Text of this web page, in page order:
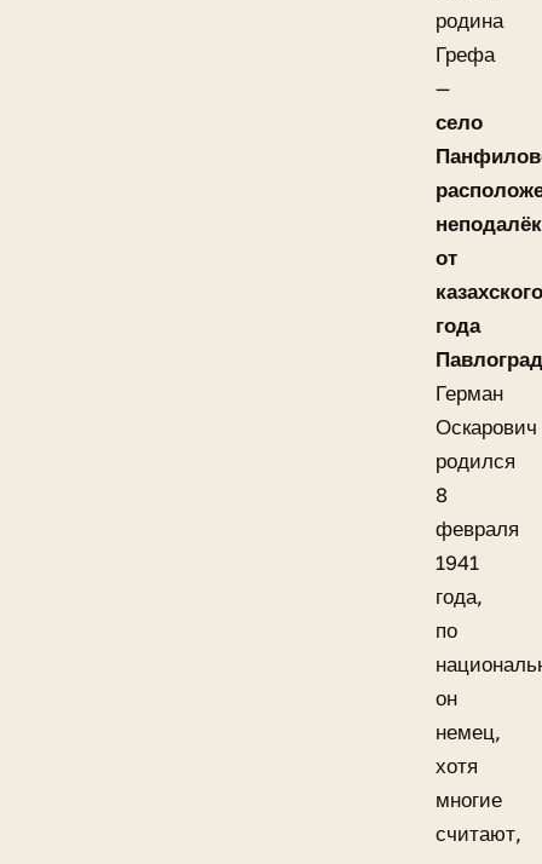
родина
Грефа
—
село
от
казахского
года
Герман
Оскарович
родился
8
февраля
1941
года,
по
он
немец,
хотя
многие
считают,